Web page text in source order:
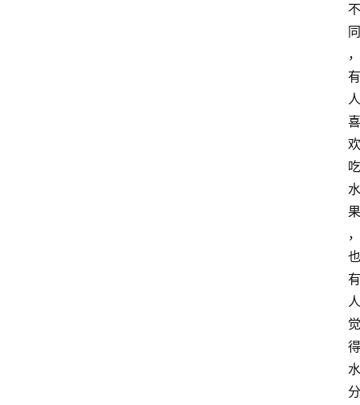
不
同
，
有
人
喜
欢
吃
水
果
，
也
有
人
觉
得
水
分